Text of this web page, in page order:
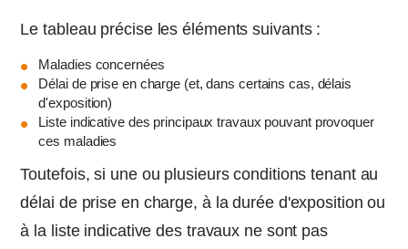
Le tableau précise les éléments suivants :
Maladies concernées
Délai de prise en charge (et, dans certains cas, délais
d'exposition)
Liste indicative des principaux travaux pouvant provoquer
ces maladies
Toutefois, si une ou plusieurs conditions tenant au
délai de prise en charge, à la durée d'exposition ou
à la liste indicative des travaux ne sont pas